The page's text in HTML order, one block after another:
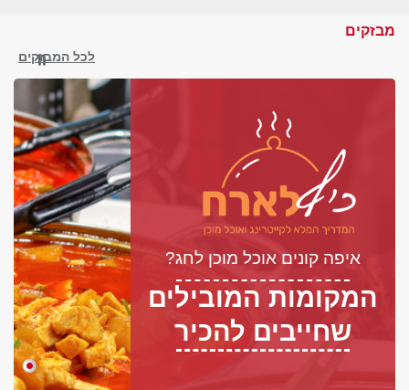
מבזקים
לכל המבזקים
איפה קונים אוכל מוכן לחג?
המקומות המובילים
שחייבים להכיר